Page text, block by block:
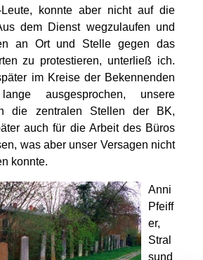
Leute, konnte aber nicht auf die
dem Dienst wegzulaufen und
an Ort und Stelle gegen das
zu protestieren, unterließ ich.
im Kreise der Bekennenden
ausgesprochen, unsere
die zentralen Stellen der BK,
auch für die Arbeit des Büros
was aber unser Versagen nicht
konnte.
Anni
Pfeiff
er,
Stral
sund